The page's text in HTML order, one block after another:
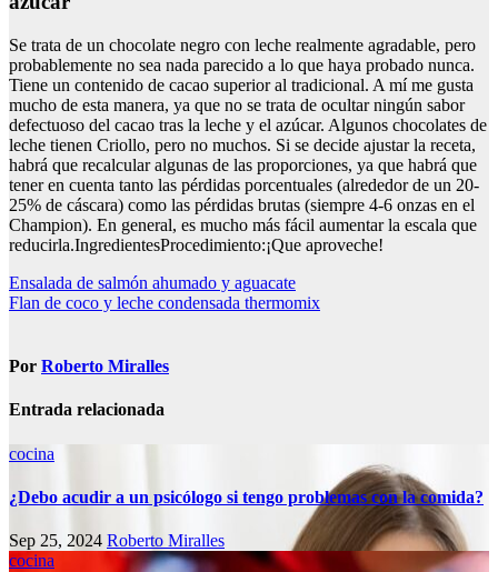
Se trata de un chocolate negro con leche realmente agradable, pero
probablemente no sea nada parecido a lo que haya probado nunca.
Tiene un contenido de cacao superior al tradicional. A mí me gusta
mucho de esta manera, ya que no se trata de ocultar ningún sabor
defectuoso del cacao tras la leche y el azúcar. Algunos chocolates de
leche tienen Criollo, pero no muchos. Si se decide ajustar la receta,
habrá que recalcular algunas de las proporciones, ya que habrá que
tener en cuenta tanto las pérdidas porcentuales (alrededor de un 20-
25% de cáscara) como las pérdidas brutas (siempre 4-6 onzas en el
Champion). En general, es mucho más fácil aumentar la escala que
reducirla.IngredientesProcedimiento:¡Que aproveche!
Navegación
de
Ensalada de salmón ahumado y aguacate
Flan de coco y leche condensada thermomix
Por Roberto Miralles
Entrada relacionada
cocina
¿Debo acudir a un psicólogo si tengo problemas con la comida?
Sep 25, 2024 Roberto Miralles
cocina